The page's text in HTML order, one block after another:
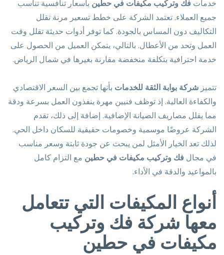
خدمات فك وتركيب مكيفات في حطين بأسعار تنافسية تناسب
جميع العملاء. تعتمد الشركة على خطط تسعير مرنة تقلل
التكاليف دون المساس بالجودة. كما توفر أدوات حديثة تقلل وقت
العمل وتحد من الأعطال. بالتالي، يتمكن العميل من الحصول على
خدمة احترافية بتكلفة منخفضة مقارنة بغيرها في شمال الرياض.
تتميز شركة بوابة الثقة للخدمات بأنها تجمع بين السعر الاقتصادي
والكفاءة العالية. إذ توظف فنيين مهرة ينفذون العمل بسرعة ودقة
مما يقلل مصاريف الصيانة الإضافية. إضافة إلى ذلك، تقدم
الشركة عروضًا موسمية وخصومات حقيقية للسكان داخل الحي.
لذلك تعد الخيار الأمثل لمن يبحث عن جودة ثابتة وسعر مناسب
في مجال فك وتركيب مكيفات في حطين مع التزام كامل
بالمواعيد والدقة في الأداء.
أنواع المكيفات التي تتعامل
معها شركة فك وتركيب
مكيفات في حطين